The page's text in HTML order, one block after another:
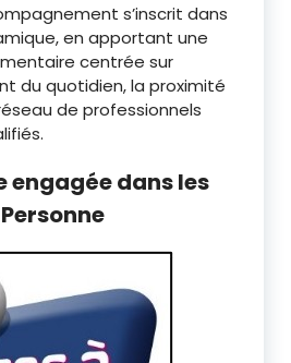
s’inscrit dans
en apportant une
centrée sur
du quotidien, la proximité
de professionnels
engagée dans les